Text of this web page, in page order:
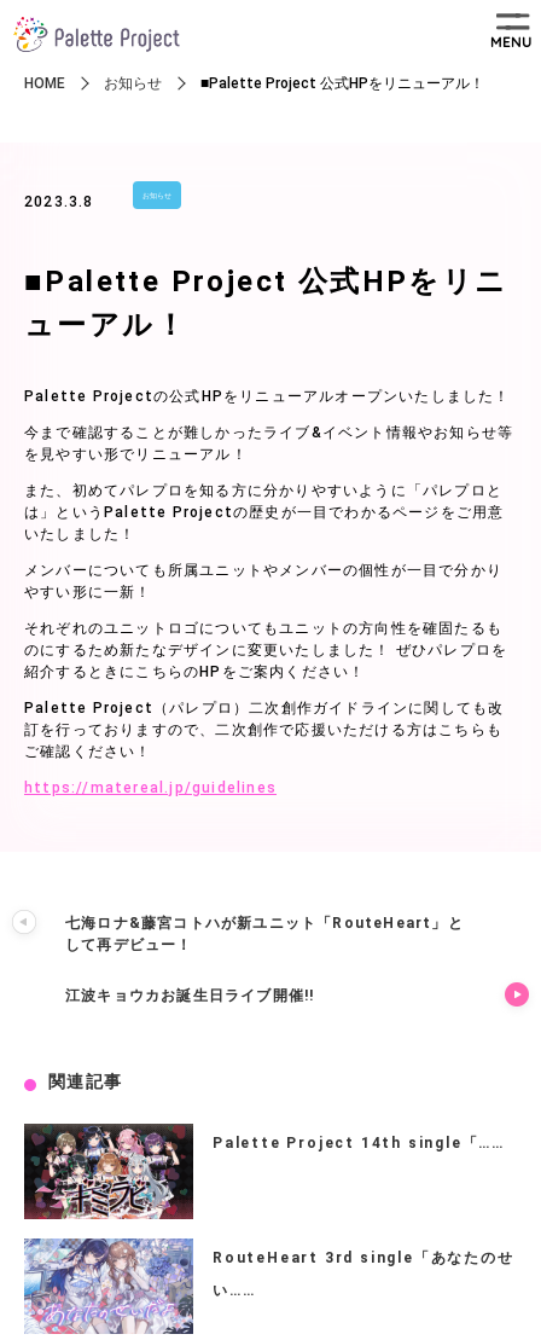
MENU
HOME お知らせ ■Palette Project 公式HPをリニューアル！
2023.3.8 お知らせ
■Palette Project 公式HPをリニ
ューアル！
Palette Projectの公式HPをリニューアルオープンいたしました！
今まで確認することが難しかったライブ&イベント情報やお知らせ等
を見やすい形でリニューアル！
また、初めてパレプロを知る方に分かりやすいように「パレプロと
は」というPalette Projectの歴史が一目でわかるページをご用意
いたしました！
メンバーについても所属ユニットやメンバーの個性が一目で分かり
やすい形に一新！
それぞれのユニットロゴについてもユニットの方向性を確固たるも
のにするため新たなデザインに変更いたしました！ ぜひパレプロを
紹介するときにこちらのHPをご案内ください！
Palette Project（パレプロ）二次創作ガイドラインに関しても改
訂を行っておりますので、二次創作で応援いただける方はこちらも
ご確認ください！
https://matereal.jp/guidelines
七海ロナ&藤宮コトハが新ユニット「RouteHeart」と
して再デビュー！
江波キョウカお誕生日ライブ開催!!
関連記事
Palette Project 14th single「……
RouteHeart 3rd single「あなたのせ
い……